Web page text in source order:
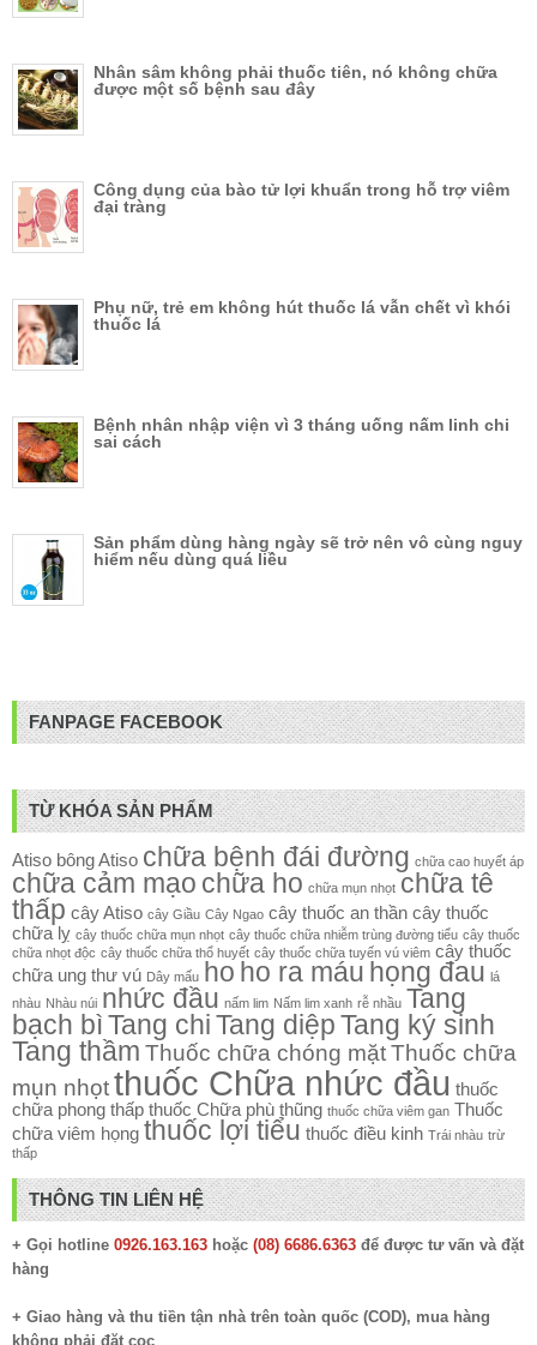
Nhân sâm không phải thuốc tiên, nó không chữa
được một số bệnh sau đây
Công dụng của bào tử lợi khuẩn trong hỗ trợ viêm
đại tràng
Phụ nữ, trẻ em không hút thuốc lá vẫn chết vì khói
thuốc lá
Bệnh nhân nhập viện vì 3 tháng uống nấm linh chi
sai cách
Sản phẩm dùng hàng ngày sẽ trở nên vô cùng nguy
hiểm nếu dùng quá liều
FANPAGE FACEBOOK
TỪ KHÓA SẢN PHẨM
Atiso bông Atiso chữa bệnh đái đường chữa cao huyết áp
chữa cảm mạo chữa ho chữa mụn nhọt chữa tê
thấp cây Atiso cây Giầu Cây Ngao cây thuốc an thần cây thuốc
chữa lỵ cây thuốc chữa mụn nhọt cây thuốc chữa nhiễm trùng đường tiểu cây thuốc
chữa nhọt độc cây thuốc chữa thổ huyết cây thuốc chữa tuyến vú viêm cây thuốc
chữa ung thư vú Dây mấu ho ho ra máu họng đau lá
nhàu Nhàu núi nhức đầu nấm lim Nấm lim xanh rễ nhầu Tang
bạch bì Tang chi Tang diệp Tang ký sinh
Tang thầm Thuốc chữa chóng mặtThuốc chữa
mụn nhọtthuốc Chữa nhức đầu thuốc
chữa phong thấp thuốc Chữa phù thũng thuốc chữa viêm gan Thuốc
chữa viêm họng thuốc lợi tiểu thuốc điều kinh Trái nhàu trừ
thấp
THÔNG TIN LIÊN HỆ
+ Gọi hotline 0926.163.163 hoặc (08) 6686.6363 để được tư vấn và đặt
hàng
+ Giao hàng và thu tiền tận nhà trên toàn quốc (COD), mua hàng
không phải đặt cọc